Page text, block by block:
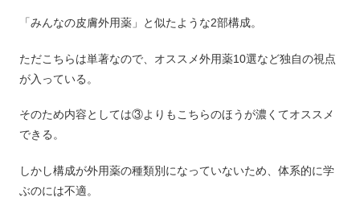
「みんなの皮膚外用薬」と似たような2部構成。
ただこちらは単著なので、オススメ外用薬10選など独自の視点
が入っている。
そのため内容としては③よりもこちらのほうが濃くてオススメ
できる。
しかし構成が外用薬の種類別になっていないため、体系的に学
ぶのには不適。